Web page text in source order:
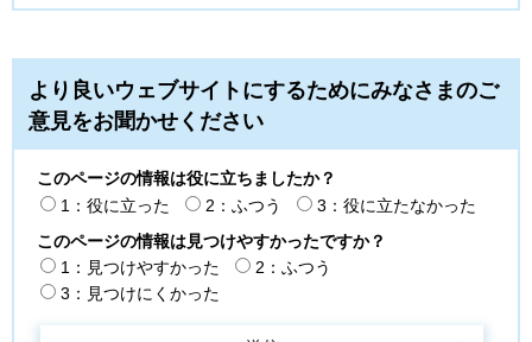
より良いウェブサイトにするためにみなさまのご
意見をお聞かせください
このページの情報は役に立ちましたか？
1：役に立った
2：ふつう
3：役に立たなかった
このページの情報は見つけやすかったですか？
1：見つけやすかった
2：ふつう
3：見つけにくかった